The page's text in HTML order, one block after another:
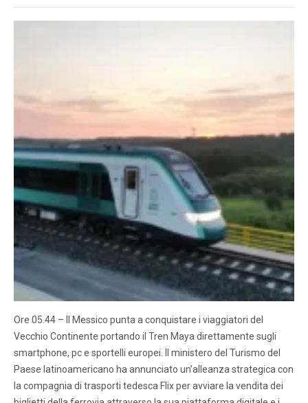
Ore 05.44 – Il Messico punta a conquistare i viaggiatori del
Vecchio Continente portando il Tren Maya direttamente sugli
smartphone, pc e sportelli europei. Il ministero del Turismo del
Paese latinoamericano ha annunciato un’alleanza strategica con
la compagnia di trasporti tedesca Flix per avviare la vendita dei